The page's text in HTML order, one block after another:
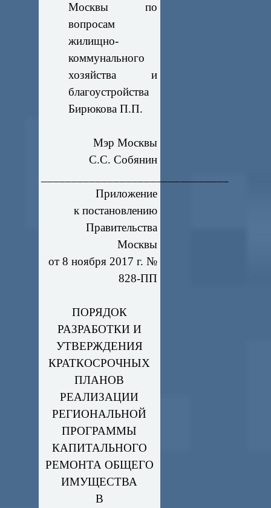
Москвы по
вопросам
жилищно-
коммунального
хозяйства и
благоустройства
Бирюкова П.П.
Мэр Москвы
С.С. Собянин
Приложение
к постановлению
Правительства
Москвы
от 8 ноября 2017 г. №
828-ПП
ПОРЯДОК
РАЗРАБОТКИ И
УТВЕРЖДЕНИЯ
КРАТКОСРОЧНЫХ
ПЛАНОВ
РЕАЛИЗАЦИИ
РЕГИОНАЛЬНОЙ
ПРОГРАММЫ
КАПИТАЛЬНОГО
РЕМОНТА ОБЩЕГО
ИМУЩЕСТВА
В